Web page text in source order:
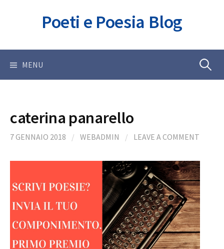
Poeti e Poesia Blog
MENU Ricerca
caterina panarello
7 GENNAIO 2018 / WEBADMIN / LEAVE A COMMENT